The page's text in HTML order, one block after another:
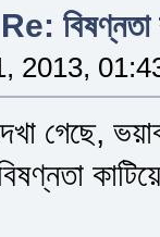
Re: বিষণ্নতা
2013,
দেখা গেছে,